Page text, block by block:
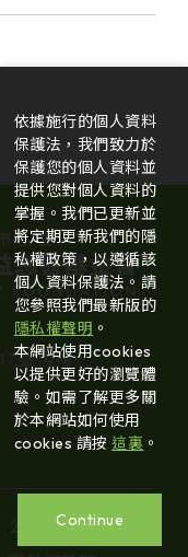
號14樓
公益活動
依據施行的個人資料
保護法，我們致力於
保護您的個人資料並
提供您對個人資料的
掌握。我們已更新並
將定期更新我們的隱
私權政策，以遵循該
個人資料保護法。請
您參照我們最新版的
隱私權聲明 。
本網站使用cookies
以提供更好的瀏覽體
驗。如需了解更多關
於本網站如何使用
cookies 請按這裏 。
Continue